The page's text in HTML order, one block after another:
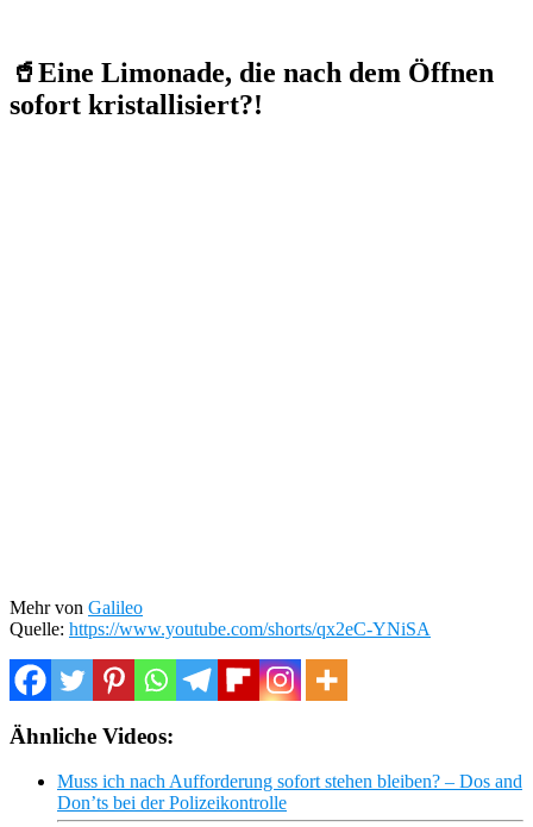
🥤Eine Limonade, die nach dem Öffnen
sofort kristallisiert?!
Mehr von Galileo
Quelle: https://www.youtube.com/shorts/qx2eC-YNiSA
Ähnliche Videos:
Muss ich nach Aufforderung sofort stehen bleiben? – Dos and
Don’ts bei der Polizeikontrolle